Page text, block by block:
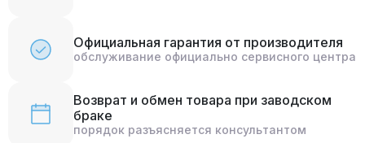
Официальная гарантия от производителя
обслуживание официально сервисного центра
Возврат и обмен товара при заводском
браке
порядок разъясняется консультантом